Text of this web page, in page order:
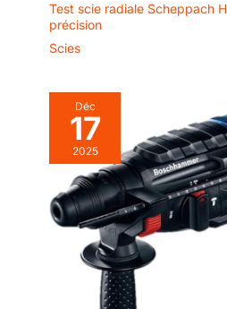
Test scie radiale Scheppach
précision
Scies
Déc
17
2025